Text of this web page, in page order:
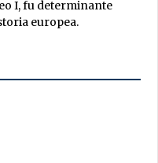
I, fu determinante
europea.